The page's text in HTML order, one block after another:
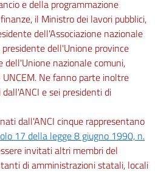
e della programmazione
il Ministro dei lavori pubblici,
dell'Associazione nazionale
dell'Unione province
nazionale comuni,
Ne fanno parte inoltre
e sei presidenti di
dall'ANCI cinque rappresentano
17 della legge 8 giugno 1990, n.
invitati altri membri del
di amministrazioni statali, locali